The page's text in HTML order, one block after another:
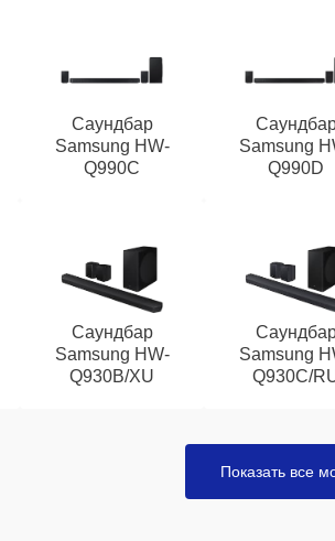
Саундбар
Samsung HW-
Q990C
Samsung
Q990D
Саундбар
Samsung HW-
Q930B/XU
Samsung
Q930C/
Показать все